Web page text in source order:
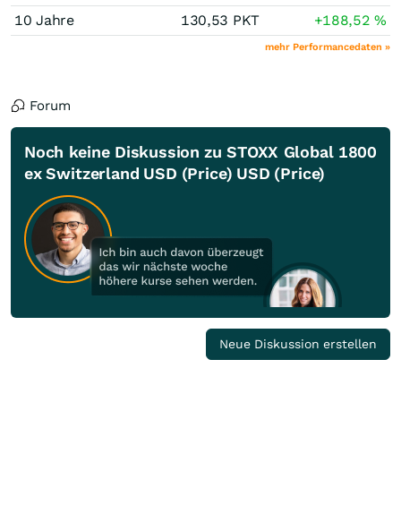
10 Jahre
130,53 PKT +188,52%
mehr Performancedaten »
Forum
Noch keine Diskussion zu STOXX Global 1800
ex Switzerland USD (Price) USD (Price)
Neue Diskussion erstellen